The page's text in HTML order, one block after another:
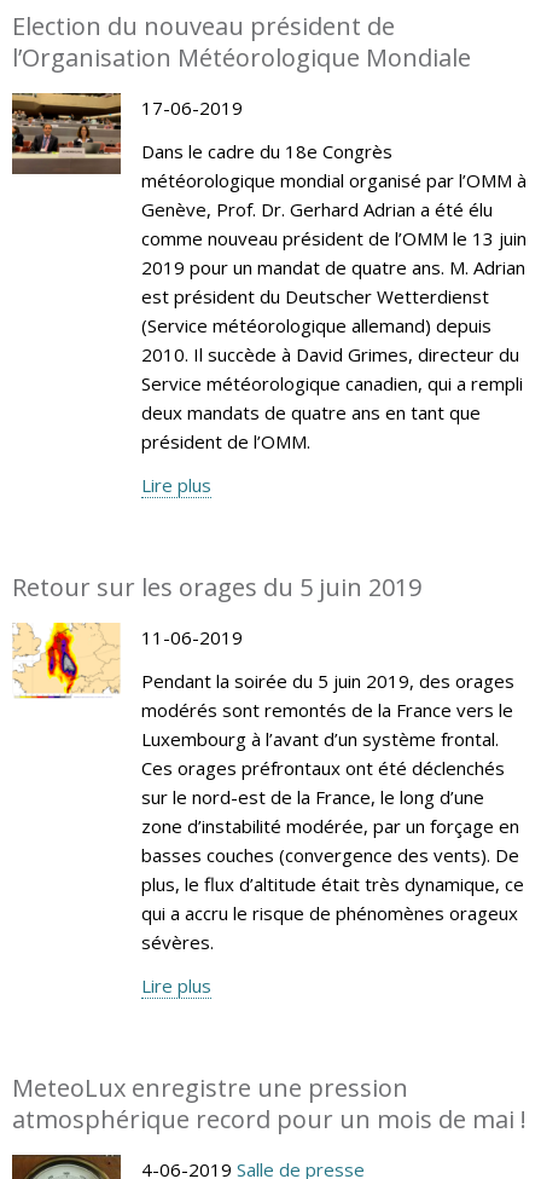
Election du nouveau président de
l’Organisation Météorologique Mondiale
17-06-2019
Dans le cadre du 18e Congrès
météorologique mondial organisé par l’OMM à
Genève, Prof. Dr. Gerhard Adrian a été élu
comme nouveau président de l’OMM le 13 juin
2019 pour un mandat de quatre ans. M. Adrian
est président du Deutscher Wetterdienst
(Service météorologique allemand) depuis
2010. Il succède à David Grimes, directeur du
Service météorologique canadien, qui a rempli
deux mandats de quatre ans en tant que
président de l’OMM.
Lire plus
Retour sur les orages du 5 juin 2019
11-06-2019
Pendant la soirée du 5 juin 2019, des orages
modérés sont remontés de la France vers le
Luxembourg à l’avant d’un système frontal.
Ces orages préfrontaux ont été déclenchés
sur le nord-est de la France, le long d’une
zone d’instabilité modérée, par un forçage en
basses couches (convergence des vents). De
plus, le flux d’altitude était très dynamique, ce
qui a accru le risque de phénomènes orageux
sévères.
Lire plus
MeteoLux enregistre une pression
atmosphérique record pour un mois de mai !
4-06-2019 Salle de presse